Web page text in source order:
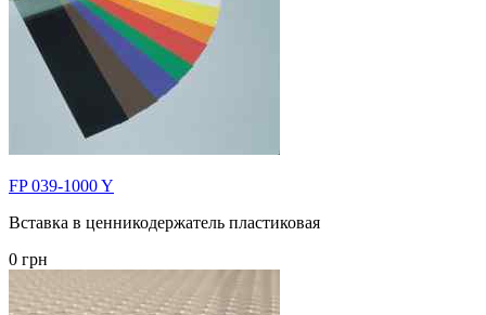
FP 039-1000 Y
Вставка в ценникодержатель пластиковая
0 грн